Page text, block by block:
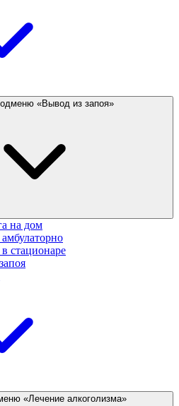
«Вывод из запоя»
на дом
стационаре
«Лечение алкоголизма»